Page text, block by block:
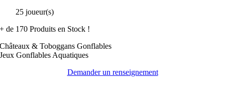
25 joueur(s)
+ de 170 Produits en Stock !
Châteaux & Toboggans Gonflables
Jeux Gonflables Aquatiques
Demander un renseignement